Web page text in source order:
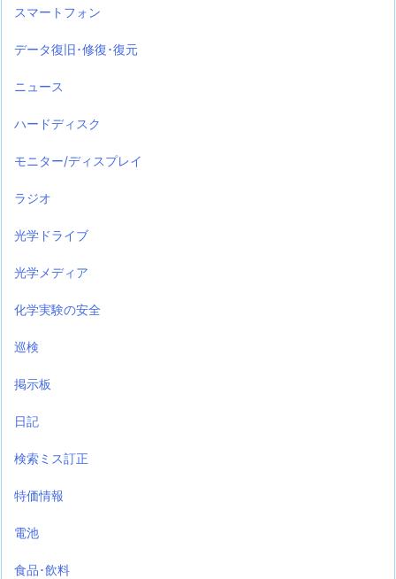
スマートフォン
データ復旧･修復･復元
ニュース
ハードディスク
モニター/ディスプレイ
ラジオ
光学ドライブ
光学メディア
化学実験の安全
巡検
掲示板
日記
検索ミス訂正
特価情報
電池
食品･飲料